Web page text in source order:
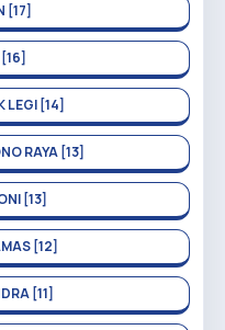
[17]
LEGI [14]
RAYA [13]
[13]
[12]
[11]